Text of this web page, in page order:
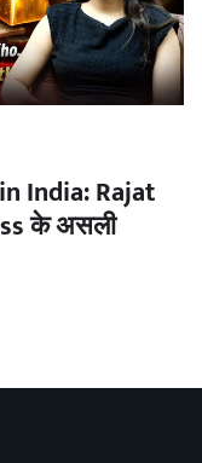
India: Rajat
के असली